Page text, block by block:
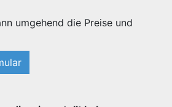
umgehend die Preise und